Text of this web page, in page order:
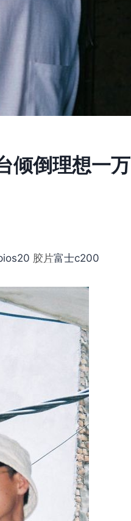
倾倒理想一万
胶片富士c200